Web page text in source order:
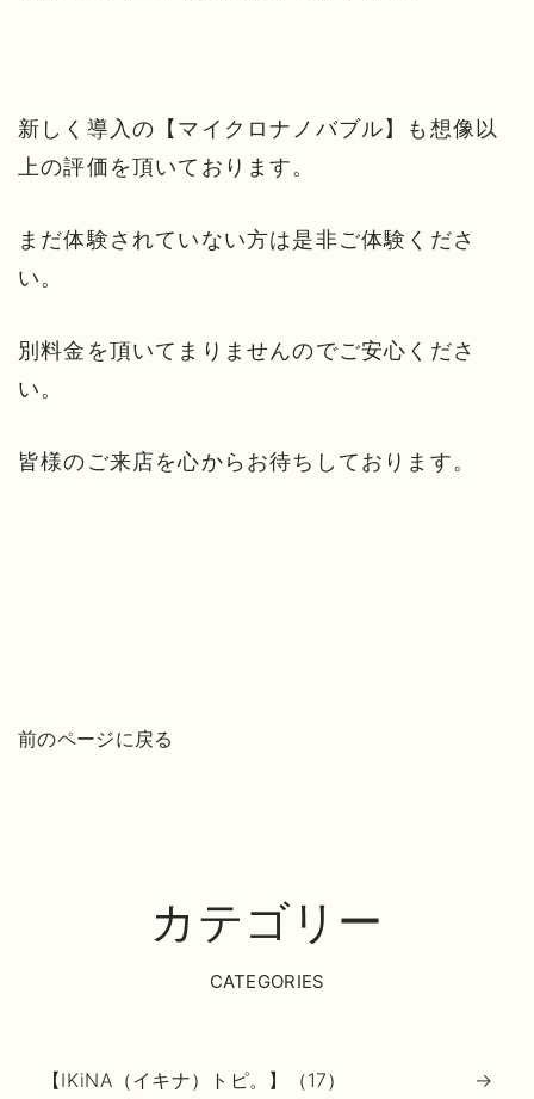
新しく導入の【マイクロナノバブル】も想像以
上の評価を頂いております。
まだ体験されていない方は是非ご体験くださ
い。
別料金を頂いてまりませんのでご安心くださ
い。
皆様のご来店を心からお待ちしております。
前のページに戻る
カテゴリー
CATEGORIES
【IKiNA（イキナ）トピ。】（17）